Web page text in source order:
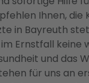
Ihnen, die
in Bayreuth
Ernstfall keine
und das
für uns an